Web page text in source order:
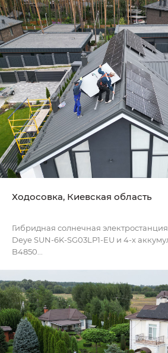
Ходосовка, Киевская область
Гибридная солнечная
Deye SUN-6K-SG03LP1-EU и 4-х
B4850...